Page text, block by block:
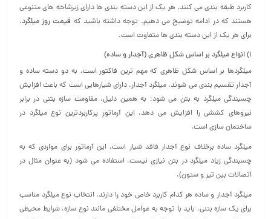
کاربرد طبقه بندی می کنند. هر یک از این دسته بندی ها دارای زیرشاخه های متنوعی
هستند که در ادامه توضیح می دهیم. توجه داشته باشید که قیمت روز میلگرد،
برای هر یک از این دسته بندی ها متفاوت است.
1) انواع میلگرد بر اساس شکل ظاهری (آجدار و ساده)
میلگردها بر اساس شکل ظاهری که مهم ترین فاکتور است، به دو دسته ساده و
آجدار تقسیم بندی می شوند. میلگرد آجدار، دارای شیارهایی است که باعث افزایش
چسبندگی میلگرد به بتن می‌ شود؛ به همین دلیل، مقاومت سازه بتنی در برابر
نیروهای کششی را افزایش می دهد. این آرماتور پرکاربردترین نوع میلگرد در
ساختمان‌ سازی است.
میلگرد ساده برخلاف نوع آجدار فاقد شیار است. این آرماتور برای مواردی که به
چسبندگی زیاد میلگرد در بتن نیازی نیست، استفاده می شود (به عنوان مثال در
اتصالات بین تیر و ستون).
میلگرد آجدار و ساده هر کدام کاربرد خاص خود را دارند. انتخاب نوع میلگرد مناسب
برای یک سازه بتنی، باید با توجه به عوامل مختلفی مانند نوع سازه، شرایط محیطی